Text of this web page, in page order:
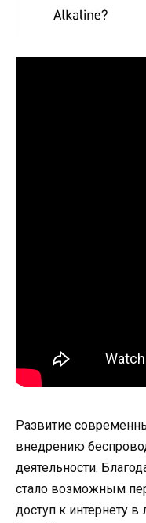
Развитие
внедрению
деятельности.
стало возможным
доступ к интернету